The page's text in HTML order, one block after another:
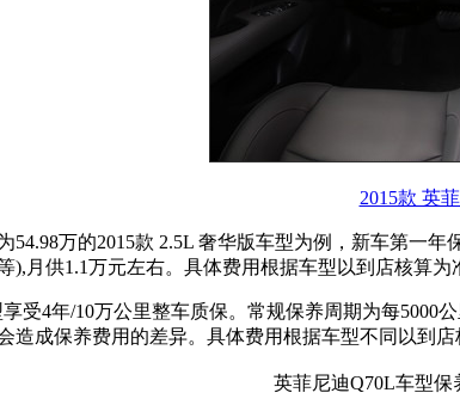
2015款 英
54.98万的2015款 2.5L 奢华版车型为例，新车第一
),月供1.1万元左右。具体费用根据车型以到店核算为
受4年/10万公里整车质保。常规保养周期为每5000
造成保养费用的差异。具体费用根据车型不同以到店
英菲尼迪Q70L车型保